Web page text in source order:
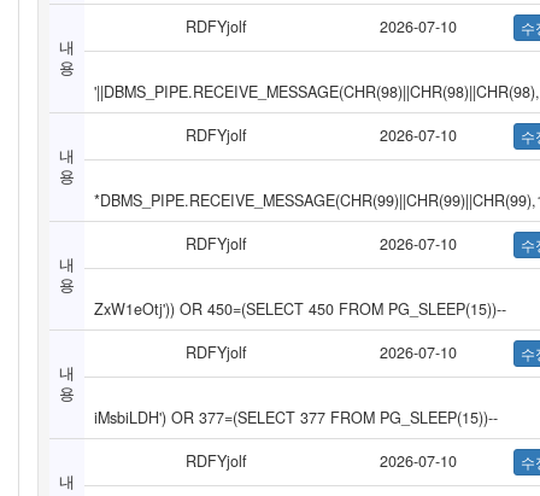
내
용
RDFYjolf 2026-07-10
내
용
RDFYjolf 2026-07-10
내
용
RDFYjolf 2026-07-10
ZxW1eOtj')) OR 450=(SELECT 450 FROM PG_SLEEP(15))--
내
용
RDFYjolf 2026-07-10
iMsbiLDH') OR 377=(SELECT 377 FROM PG_SLEEP(15))--
내
RDFYjolf 2026-07-10